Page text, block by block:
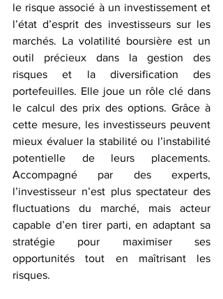
le risque associé à un investissement et
l’état d’esprit des investisseurs sur les
marchés. La volatilité boursière est un
outil précieux dans la gestion des
risques et la diversification des
portefeuilles. Elle joue un rôle clé dans
le calcul des prix des options. Grâce à
cette mesure, les investisseurs peuvent
mieux évaluer la stabilité ou l’instabilité
potentielle de leurs placements.
Accompagné par des experts,
l’investisseur n’est plus spectateur des
fluctuations du marché, mais acteur
capable d’en tirer parti, en adaptant sa
stratégie pour maximiser ses
opportunités tout en maîtrisant les
risques.